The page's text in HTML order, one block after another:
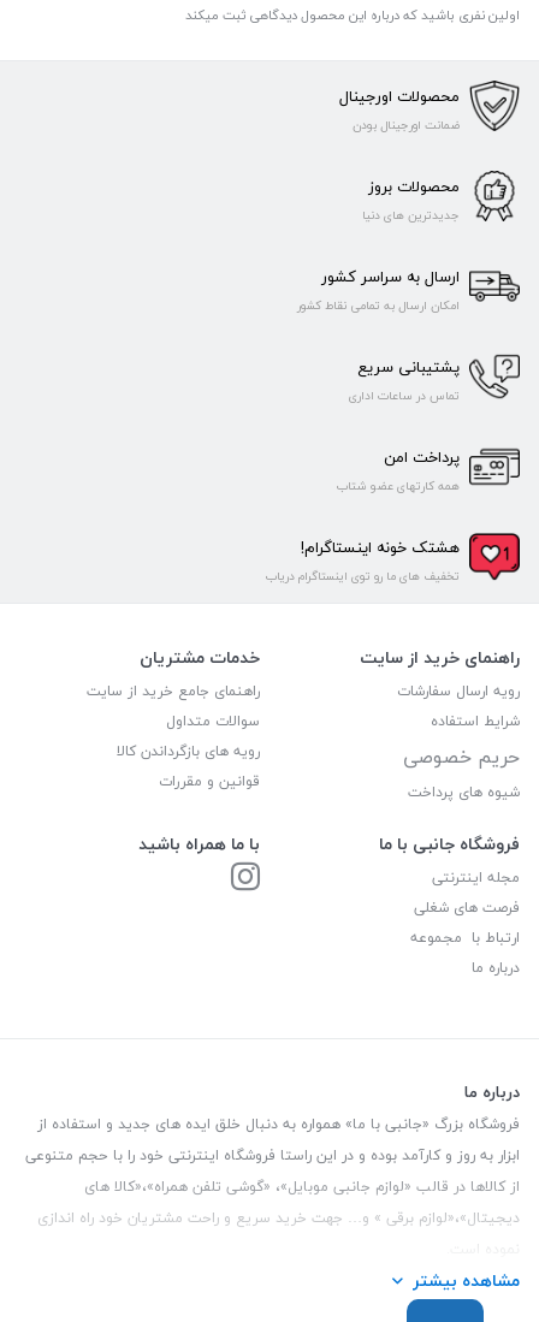
اولین نفری باشید که درباره این محصول دیدگاهی ثبت میکند
محصولات اورجینال
ضمانت اورجینال بودن
محصولات بروز
جدیدترین های دنیا
ارسال به سراسر کشور
امکان ارسال به تمامی نقاط کشور
پشتیبانی سریع
تماس در ساعات اداری
پرداخت امن
همه کارتهای عضو شتاب
هشتک خونه اینستاگرام!
تخفیف های ما رو توی اینستاگرام دریاب
راهنمای خرید از سایت
رویه ارسال سفارشات
شرایط استفاده
حریم خصوصی
شیوه های پرداخت
خدمات مشتریان
راهنمای جامع خرید از سایت
سوالات متداول
رویه های بازگرداندن کالا
قوانین و مقررات
فروشگاه جانبی با ما
مجله اینترنتی
فرصت های شغلی
ارتباط با مجموعه
درباره ما
با ما همراه باشید
درباره ما
فروشگاه بزرگ «جانبی با ما» همواره به دنبال خلق ایده های جدید و استفاده از
ابزار به روز و کارآمد بوده و در این راستا فروشگاه اینترنتی خود را با حجم متنوعی
از کالاها در قالب «لوازم جانبی موبایل»، «گوشی تلفن همراه»،«کالا های
دیجیتال»،«لوازم برقی » و… جهت خرید سریع و راحت مشتریان خود راه اندازی
این فروشگاه تمام تلاش خود را نموده تا کالاهایی با کیفیت و با حداقل قیمت
عرضه نماید.
مشاهده بیشتر